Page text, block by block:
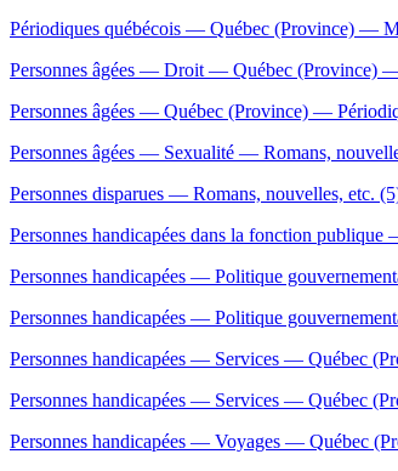
Périodiques québécois — Québec (Province) —
Personnes âgées — Droit — Québec (Province)
Personnes âgées — Québec (Province) —
Personnes âgées — Sexualité — Romans,
Personnes disparues — Romans, nouvelles, etc.
Personnes handicapées dans la fonction
Personnes handicapées — Politique
Personnes handicapées — Politique
Personnes handicapées — Services — Québec
Personnes handicapées — Services — Québec
Personnes handicapées — Voyages — Québec